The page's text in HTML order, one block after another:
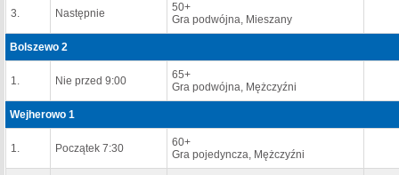
3. Następnie
50+
Gra podwójna, Mieszany
Bolszewo 2
1. Nie przed 9:00
65+
Gra podwójna, Mężczyźni
Wejherowo 1
1. Początek 7:30
60+
Gra pojedyncza, Mężczyźni